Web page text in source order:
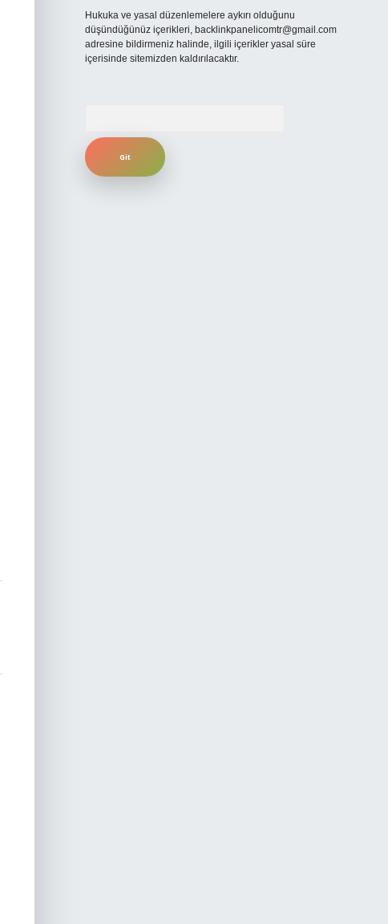
Hukuka ve yasal düzenlemelere aykırı olduğunu
düşündüğünüz içerikleri, backlinkpanelicomtr@gmail.com
adresine bildirmeniz halinde, ilgili içerikler yasal süre
içerisinde sitemizden kaldırılacaktır.